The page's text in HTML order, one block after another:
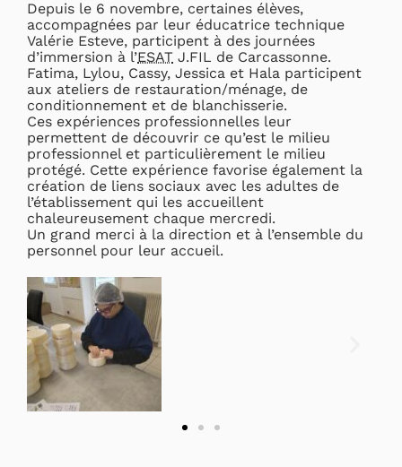
Depuis le 6 novembre, certaines élèves,
accompagnées par leur éducatrice technique
Valérie Esteve, participent à des journées
d’immersion à l’ESAT J.FIL de Carcassonne.
Fatima, Lylou, Cassy, Jessica et Hala participent
aux ateliers de restauration/ménage, de
conditionnement et de blanchisserie.
Ces expériences professionnelles leur
permettent de découvrir ce qu’est le milieu
professionnel et particulièrement le milieu
protégé. Cette expérience favorise également la
création de liens sociaux avec les adultes de
l’établissement qui les accueillent
chaleureusement chaque mercredi.
Un grand merci à la direction et à l’ensemble du
personnel pour leur accueil.